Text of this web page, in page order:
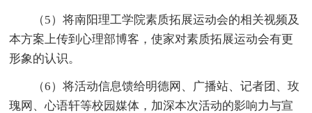
（5）将南阳理工学院素质拓展运动会的相关视频及
本方案上传到心理部博客，使家对素质拓展运动会有更
形象的认识。
（6）将活动信息馈给明德网、广播站、记者团、玫
瑰网、心语轩等校园媒体，加深本次活动的影响力与宣